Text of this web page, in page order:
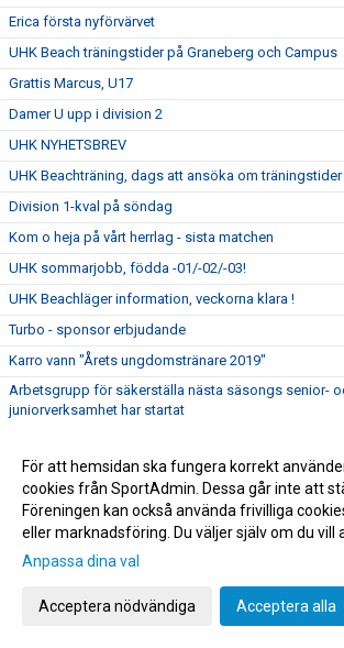
Erica första nyförvärvet
UHK Beach träningstider på Graneberg och Campus
Grattis Marcus, U17
Damer U upp i division 2
UHK NYHETSBREV
UHK Beachträning, dags att ansöka om träningstider
Division 1-kval på söndag
Kom o heja på vårt herrlag - sista matchen
UHK sommarjobb, födda -01/-02/-03!
UHK Beachläger information, veckorna klara !
Turbo - sponsor erbjudande
Karro vann "Årets ungdomstränare 2019"
Arbetsgrupp för säkerställa nästa säsongs senior-
juniorverksamhet har startat
Ny ordförande och styrelse för Uppsala HK
Kom o heja på vårt herr lag
Kallelse till extrainsatt årsmöte 16 januari 2019
Matchställ, kolla att ni har rätt sponsortryck
Intersport - erbjudande 3 för 2 kläder & skor
Åhus beach - anmälan är nu öppen
För att hemsidan ska fungera korrekt
cookies från SportAdmin. Dessa går inte att
Föreningen kan också använda frivilliga
eller marknadsföring. Du väljer själv om du vill
Anpassa dina val
Acceptera nödvändiga Acceptera alla